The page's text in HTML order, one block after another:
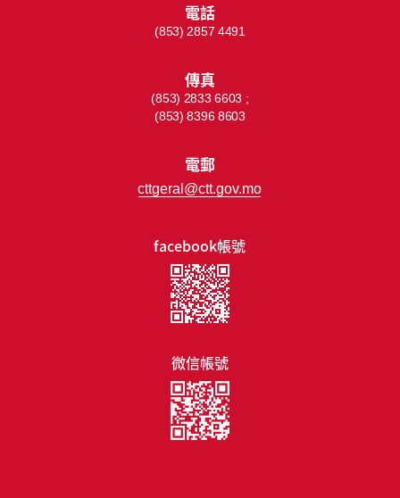
facebook帳號
微信帳號
電話
(853) 2857 4491
傳真
(853) 2833 6603 ;
(853) 8396 8603
電郵
cttgeral@ctt.gov.mo